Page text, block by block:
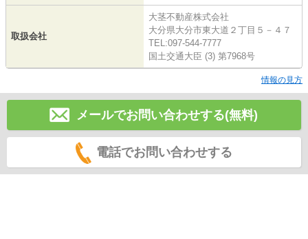
取扱会社
大茎不動産株式会社
大分県大分市東大道２丁目５－４７
TEL:097-544-7777
国土交通大臣 (3) 第7968号
情報の見方
メールでお問い合わせする(無料)
電話でお問い合わせする